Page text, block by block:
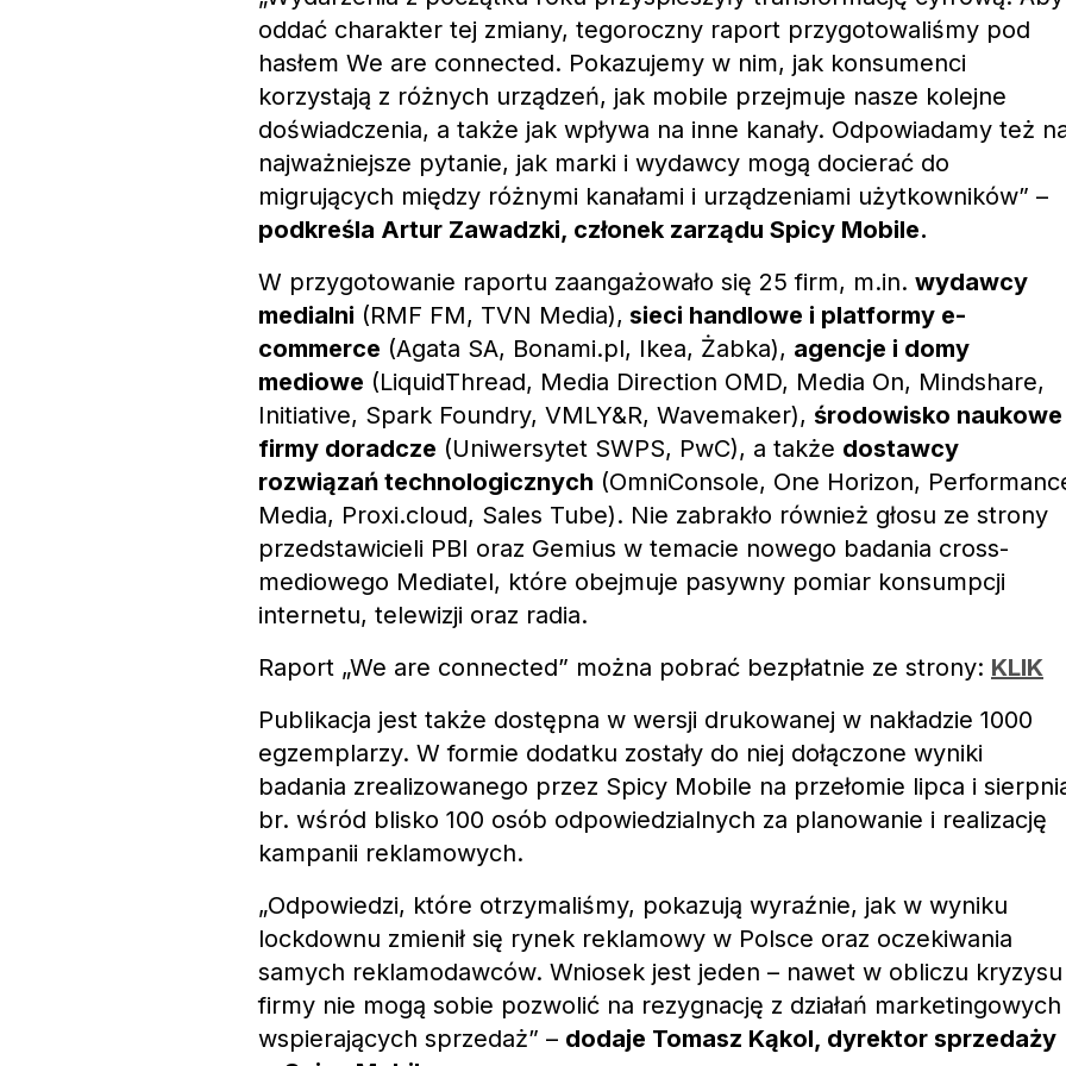
oddać charakter tej zmiany, tegoroczny raport przygotowaliśmy pod
hasłem We are connected. Pokazujemy w nim, jak konsumenci
korzystają z różnych urządzeń, jak mobile przejmuje nasze kolejne
doświadczenia, a także jak wpływa na inne kanały. Odpowiadamy też
najważniejsze pytanie, jak marki i wydawcy mogą docierać do
migrujących między różnymi kanałami i urządzeniami użytkowników” –
podkreśla Artur Zawadzki, członek zarządu Spicy Mobile.
W przygotowanie raportu zaangażowało się 25 firm, m.in. wydawcy
medialni (RMF FM, TVN Media), sieci handlowe i platformy e-
commerce (Agata SA, Bonami.pl, Ikea, Żabka), agencje i domy
mediowe (LiquidThread, Media Direction OMD, Media On, Mindshare,
Initiative, Spark Foundry, VMLY&R, Wavemaker), środowisko naukowe
firmy doradcze (Uniwersytet SWPS, PwC), a także dostawcy
rozwiązań technologicznych (OmniConsole, One Horizon,
Media, Proxi.cloud, Sales Tube). Nie zabrakło również głosu ze strony
przedstawicieli PBI oraz Gemius w temacie nowego badania cross-
mediowego Mediatel, które obejmuje pasywny pomiar konsumpcji
internetu, telewizji oraz radia.
Raport „We are connected” można pobrać bezpłatnie ze strony: KLIK
Publikacja jest także dostępna w wersji drukowanej w nakładzie 1000
egzemplarzy. W formie dodatku zostały do niej dołączone wyniki
badania zrealizowanego przez Spicy Mobile na przełomie lipca i
br. wśród blisko 100 osób odpowiedzialnych za planowanie i realizację
kampanii reklamowych.
„Odpowiedzi, które otrzymaliśmy, pokazują wyraźnie, jak w wyniku
lockdownu zmienił się rynek reklamowy w Polsce oraz oczekiwania
samych reklamodawców. Wniosek jest jeden – nawet w obliczu kryzysu
firmy nie mogą sobie pozwolić na rezygnację z działań marketingowych
wspierających sprzedaż” – dodaje Tomasz Kąkol, dyrektor sprzedaży